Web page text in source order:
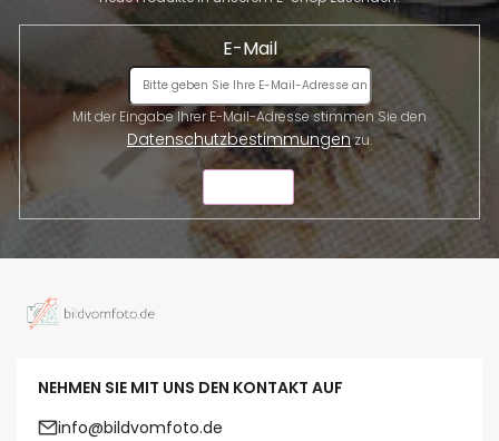
E-Mail
Datenschutzbestimmungenzu.
NEHMEN SIE MIT UNS DEN KONTAKT AUF
info@bildvomfoto.de